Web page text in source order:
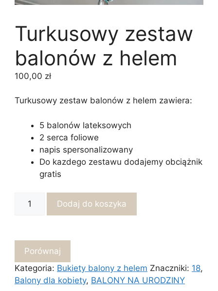
Turkusowy zestaw
balonów z helem
100,00 zł
Turkusowy zestaw balonów z helem zawiera:
5 balonów lateksowych
2 serca foliowe
napis spersonalizowany
Do kazdego zestawu dodajemy obciążnik
gratis
ilość
Dodaj do koszyka
Porównaj
Kategoria: Bukiety balony z helem Znaczniki: 18,
Balony dla kobiety, BALONY NA URODZINY